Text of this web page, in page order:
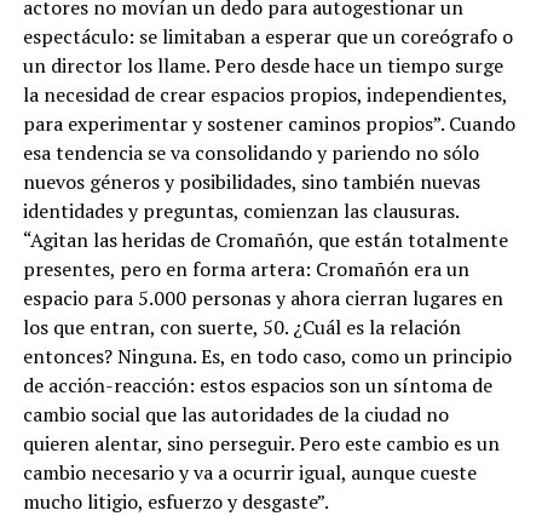
actores no movían un dedo para autogestionar un
espectáculo: se limitaban a esperar que un coreógrafo o
un director los llame. Pero desde hace un tiempo surge
la necesidad de crear espacios propios, independientes,
para experimentar y sostener caminos propios”. Cuando
esa tendencia se va consolidando y pariendo no sólo
nuevos géneros y posibilidades, sino también nuevas
identidades y preguntas, comienzan las clausuras.
“Agitan las heridas de Cromañón, que están totalmente
presentes, pero en forma artera: Cromañón era un
espacio para 5.000 personas y ahora cierran lugares en
los que entran, con suerte, 50. ¿Cuál es la relación
entonces? Ninguna. Es, en todo caso, como un principio
de acción-reacción: estos espacios son un síntoma de
cambio social que las autoridades de la ciudad no
quieren alentar, sino perseguir. Pero este cambio es un
cambio necesario y va a ocurrir igual, aunque cueste
mucho litigio, esfuerzo y desgaste”.